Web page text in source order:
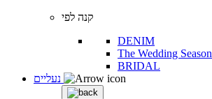
קנה לפי
DENIM
The Wedding Season
BRIDAL